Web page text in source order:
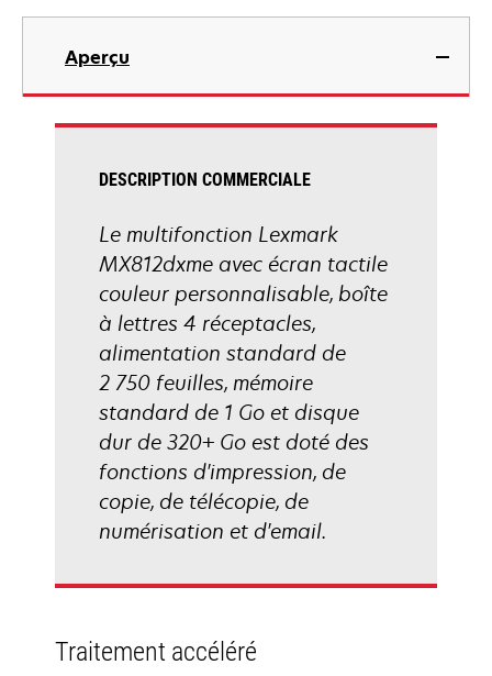
onglet
s’ouvre
nouvel
onglet
Aperçu
DESCRIPTION COMMERCIALE
Le multifonction Lexmark
MX812dxme avec écran tactile
couleur personnalisable, boîte
à lettres 4 réceptacles,
alimentation standard de
2 750 feuilles, mémoire
standard de 1 Go et disque
dur de 320+ Go est doté des
fonctions d'impression, de
copie, de télécopie, de
numérisation et d'email.
Traitement accéléré